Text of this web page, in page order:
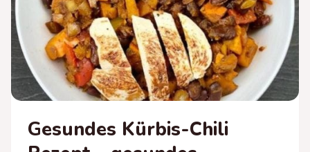
Gesundes Kürbis-Chili